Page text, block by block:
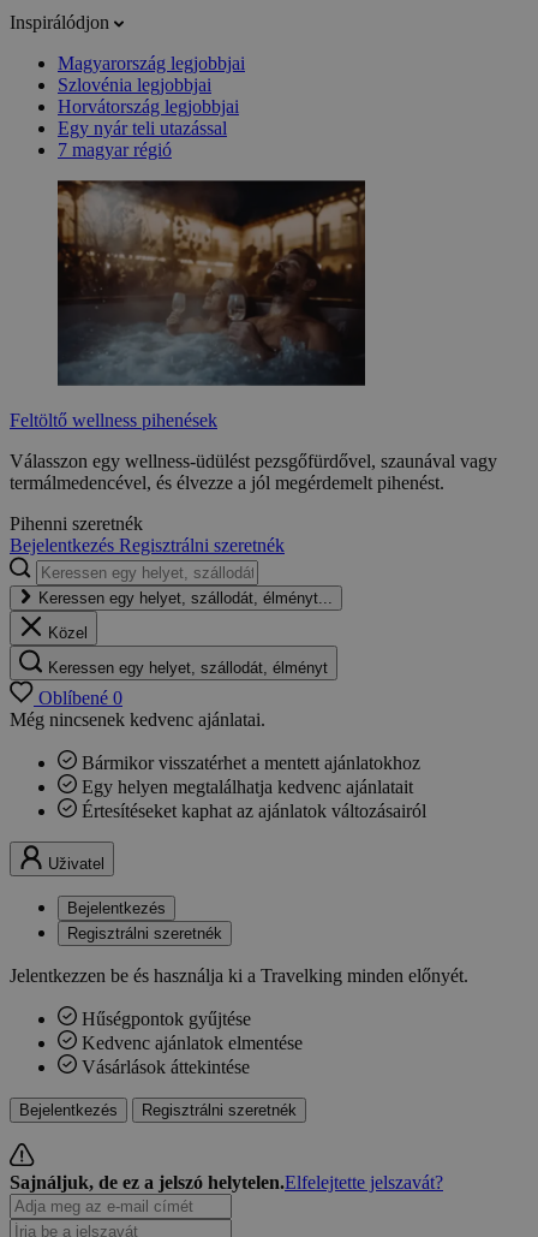
Inspirálódjon
Magyarország legjobbjai
Szlovénia legjobbjai
Horvátország legjobbjai
Egy nyár teli utazással
7 magyar régió
Feltöltő wellness pihenések
Válasszon egy wellness-üdülést pezsgőfürdővel, szaunával vagy
termálmedencével, és élvezze a jól megérdemelt pihenést.
Pihenni szeretnék
Bejelentkezés Regisztrálni szeretnék
Keressen egy helyet, szállodát, élményt...
Közel
Keressen egy helyet, szállodát, élményt
Oblíbené 0
Még nincsenek kedvenc ajánlatai.
Bármikor visszatérhet a mentett ajánlatokhoz
Egy helyen megtalálhatja kedvenc ajánlatait
Értesítéseket kaphat az ajánlatok változásairól
Uživatel
Bejelentkezés
Regisztrálni szeretnék
Jelentkezzen be és használja ki a Travelking minden előnyét.
Hűségpontok gyűjtése
Kedvenc ajánlatok elmentése
Vásárlások áttekintése
Bejelentkezés Regisztrálni szeretnék
Sajnáljuk, de ez a jelszó helytelen.Elfelejtette jelszavát?